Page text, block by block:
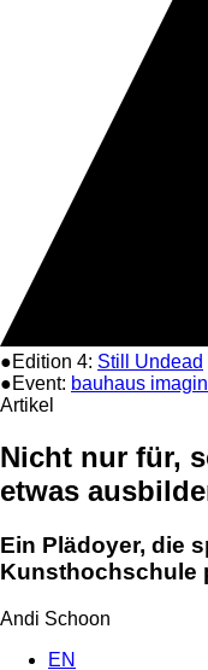
●Edition 4: Still Undead
●Event: bauhaus
Artikel
Nicht nur für,
etwas
Ein Plädoyer, die
Kunsthochschule
Andi Schoon
EN